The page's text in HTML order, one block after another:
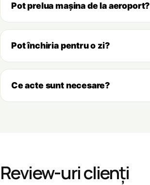
Pot prelua mașina de la aeroport?
Pot închiria pentru o zi?
Ce acte sunt necesare?
Review-uri clienți